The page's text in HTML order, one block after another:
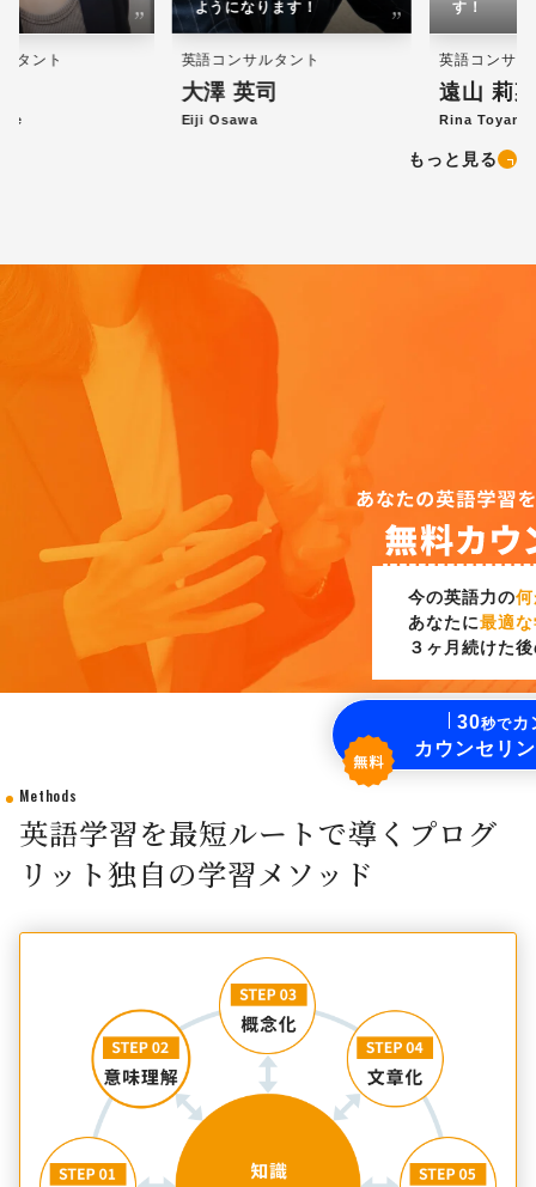
ようになります！
英語コンサルタント
す！
英語コンサルタント
もっと見る
今の英語力の
あなたに最適な
３ヶ月続けた
30秒でカ
カウンセリ
Methods
英語学習を最短ルートで導くプログ
リット独自の学習メソッド